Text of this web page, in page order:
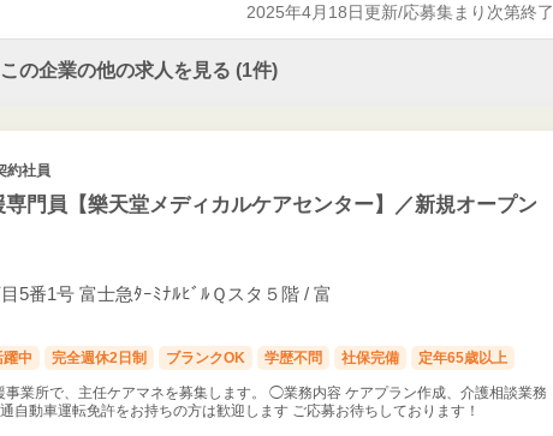
2025年4月18日更新/応募集まり次第終了
この企業の他の求人を見る (1件)
約社員
門員【樂天堂メディカルケアセンター】／新規オープン
5番1号 富士急ﾀｰﾐﾅﾙﾋﾞﾙＱスタ５階 / 富
中 完全週休2日制 ブランクOK 学歴不問 社保完備 定年65歳以上
事業所で、主任ケアマネを募集します。 ◯業務内容 ケアプラン作成、介護相談業務
自動車運転免許をお持ちの方は歓迎します ご応募お待ちしております！